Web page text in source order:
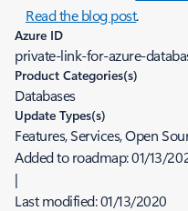
Read the blog post.
Azure ID
private-link-for-azure-
Product Categories(s)
Databases
Update Types(s)
Features, Services, Open
Added to roadmap:01/13/
|
Last modified:01/13/2020